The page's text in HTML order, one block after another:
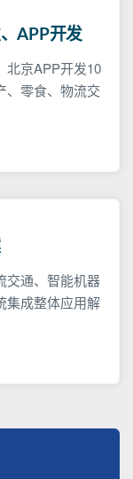
APP开发
北京APP开发10
、零食、物流交
交通、智能机器
集成整体应用解